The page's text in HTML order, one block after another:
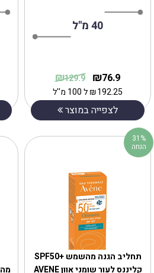
40 מ"ל
76.9
₪
129.9
₪
192.25
₪ל 100 מ''ל
לצפייה במוצר
תחליב הגנה מהשמש +SPF50
קליננס לעור שומני אוון AVENE
31%
הנחה